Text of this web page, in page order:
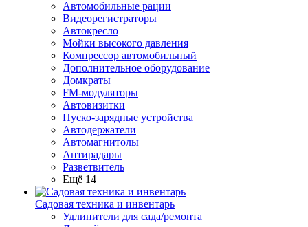
Автомобильные рации
Видеорегистраторы
Автокресло
Мойки высокого давления
Компрессор автомобильный
Дополнительное оборудование
Домкраты
FM-модуляторы
Автовизитки
Пуско-зарядные устройства
Автодержатели
Автомагнитолы
Антирадары
Разветвитель
Ещё 14
Садовая техника и инвентарь
Удлинители для сада/ремонта